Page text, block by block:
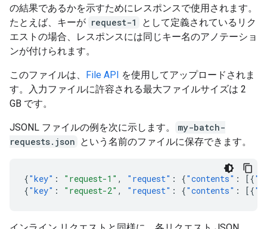
の結果であるかを示すためにレスポンスで使用されます。
たとえば、キーが request-1
として定義されているリク
エストの場合、レスポンスには同じキー名のアノテーショ
ンが付けられます。
このファイルは、 File API を使用してアップロードされま
す。入力ファイルに許容される最大ファイルサイズは 2
GB です。
JSONL ファイルの例を次に示します。
my-batch-
requests.json という名前のファイルに保存できます。
{"key" : "request-1" , "request" : {"contents" : [{
{"key" : "request-2" , "request" : {"contents" : [{